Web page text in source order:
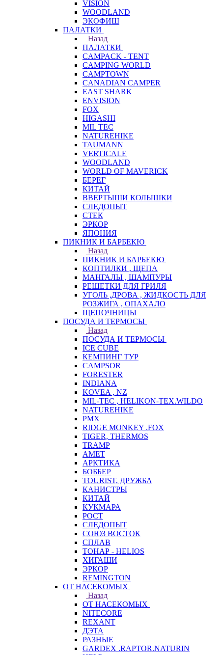
VISION
WOODLAND
ЭКОФИШ
ПАЛАТКИ
Назад
ПАЛАТКИ
CAMPACK - TENT
CAMPING WORLD
CAMPTOWN
CANADIAN CAMPER
EAST SHARK
ENVISION
FOX
HIGASHI
MIL TEC
NATUREHIKE
TAUMANN
VERTICALE
WOODLAND
WORLD OF MAVERICK
БЕРЕГ
КИТАЙ
ВВЕРТЫШИ КОЛЫШКИ
СЛЕДОПЫТ
СТЕК
ЭРКОР
ЯПОНИЯ
ПИКНИК И БАРБЕКЮ
Назад
ПИКНИК И БАРБЕКЮ
КОПТИЛКИ , ЩЕПА
МАНГАЛЫ , ШАМПУРЫ
РЕШЕТКИ ДЛЯ ГРИЛЯ
УГОЛЬ ,ДРОВА , ЖИДКОСТЬ ДЛЯ
РОЗЖИГА , ОПАХАЛО
ЩЕПОЧНИЦЫ
ПОСУДА И ТЕРМОСЫ
Назад
ПОСУДА И ТЕРМОСЫ
ICE CUBE
КЕМПИНГ ТУР
CAMPSOR
FORESTER
INDIANA
KOVEA , NZ
MIL-TEC , HELIKON-TEX.WILDO
NATUREHIKE
PMX
RIDGE MONKEY .FOX
TIGER, THERMOS
TRAMP
АМЕТ
АРКТИКА
БОББЕР
TOURIST, ДРУЖБА
КАНИСТРЫ
КИТАЙ
КУКМАРА
РОСТ
СЛЕДОПЫТ
СОЮЗ ВОСТОК
СПЛАВ
ТОНАР - HELIOS
ХИГАШИ
ЭРКОР
REMINGTON
ОТ НАСЕКОМЫХ
Назад
ОТ НАСЕКОМЫХ
NITECORE
REXANT
ДЭТА
РАЗНЫЕ
GARDEX .RAPTOR.NATURIN